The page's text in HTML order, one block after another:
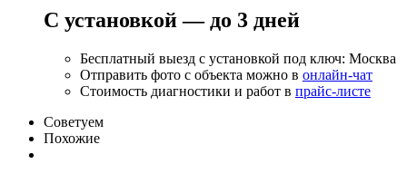
С установкой — до 3 дней
Бесплатный выезд с установкой под ключ: Москва
Отправить фото с объекта можно в онлайн-чат
Стоимость диагностики и работ в прайс-листе
Советуем
Похожие